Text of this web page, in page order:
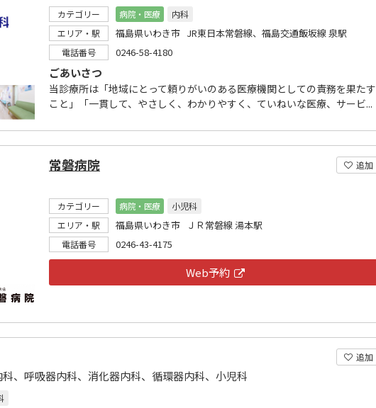
カテゴリー 病院・医療
内科
エリア・駅
福島県いわき市 JR東日本常磐線、福島交通飯坂線 泉駅
電話番号 0246-58-4180
ごあいさつ
当診療所は「地域にとって頼りがいのある医療機関としての責務を果たす
こと」「一貫して、やさしく、わかりやすく、ていねいな医療、サービ...
追加
常磐病院
カテゴリー 病院・医療
小児科
エリア・駅
福島県いわき市 ＪＲ常磐線 湯本駅
電話番号 0246-43-4175
Web予約
追加
、呼吸器内科、消化器内科、循環器内科、小児科